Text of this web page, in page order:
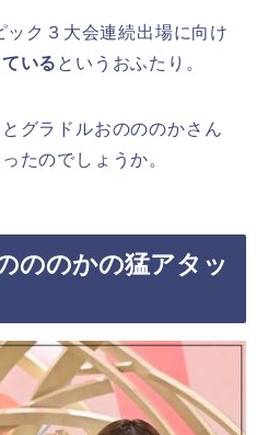
ク３大会連続出場に向け
いる というおふたり。
グラドルおのののかさん
たのでしょうか。
ののかの猛アタッ